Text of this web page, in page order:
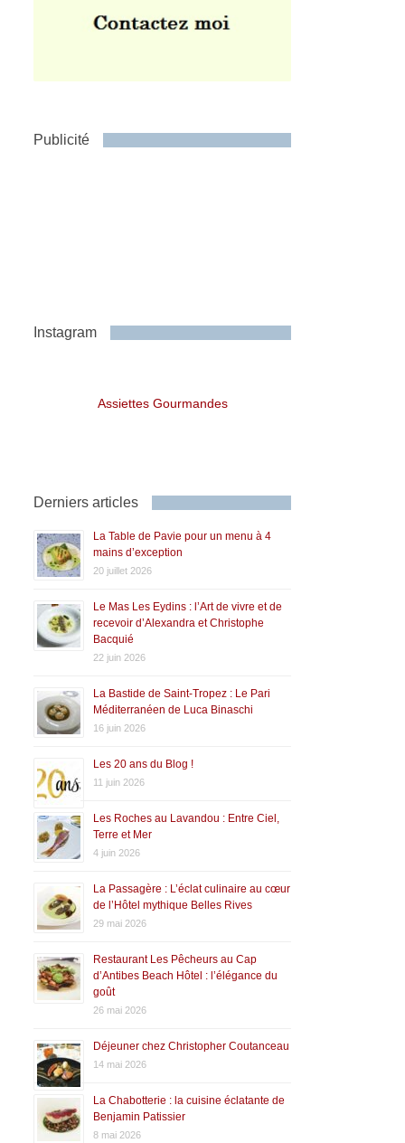
Publicité
Instagram
Assiettes Gourmandes
Derniers articles
La Table de Pavie pour un menu à 4
mains d’exception
20 juillet 2026
Le Mas Les Eydins : l’Art de vivre et de
recevoir d’Alexandra et Christophe
Bacquié
22 juin 2026
La Bastide de Saint-Tropez : Le Pari
Méditerranéen de Luca Binaschi
16 juin 2026
Les 20 ans du Blog !
11 juin 2026
Les Roches au Lavandou : Entre Ciel,
Terre et Mer
4 juin 2026
La Passagère : L’éclat culinaire au cœur
de l’Hôtel mythique Belles Rives
29 mai 2026
Restaurant Les Pêcheurs au Cap
d’Antibes Beach Hôtel : l’élégance du
goût
26 mai 2026
Déjeuner chez Christopher Coutanceau
14 mai 2026
La Chabotterie : la cuisine éclatante de
Benjamin Patissier
8 mai 2026